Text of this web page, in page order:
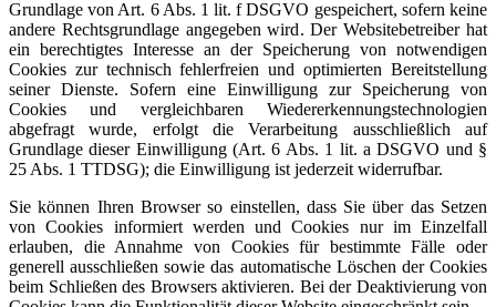
Grundlage von Art. 6 Abs. 1 lit. f DSGVO gespeichert, sofern keine
andere Rechtsgrundlage angegeben wird. Der Websitebetreiber hat
ein berechtigtes Interesse an der Speicherung von notwendigen
Cookies zur technisch fehlerfreien und optimierten Bereitstellung
seiner Dienste. Sofern eine Einwilligung zur Speicherung von
Cookies und vergleichbaren Wiedererkennungstechnologien
abgefragt wurde, erfolgt die Verarbeitung ausschließlich auf
Grundlage dieser Einwilligung (Art. 6 Abs. 1 lit. a DSGVO und §
25 Abs. 1 TTDSG); die Einwilligung ist jederzeit widerrufbar.
Sie können Ihren Browser so einstellen, dass Sie über das Setzen
von Cookies informiert werden und Cookies nur im Einzelfall
erlauben, die Annahme von Cookies für bestimmte Fälle oder
generell ausschließen sowie das automatische Löschen der Cookies
beim Schließen des Browsers aktivieren. Bei der Deaktivierung von